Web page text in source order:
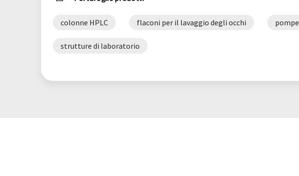
colonne HPLC flaconi per il lavaggio degli occhi pompe
strutture di laboratorio